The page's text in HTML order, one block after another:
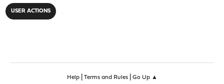
USER ACTIONS
Help| Terms and Rules| Go Up ▲